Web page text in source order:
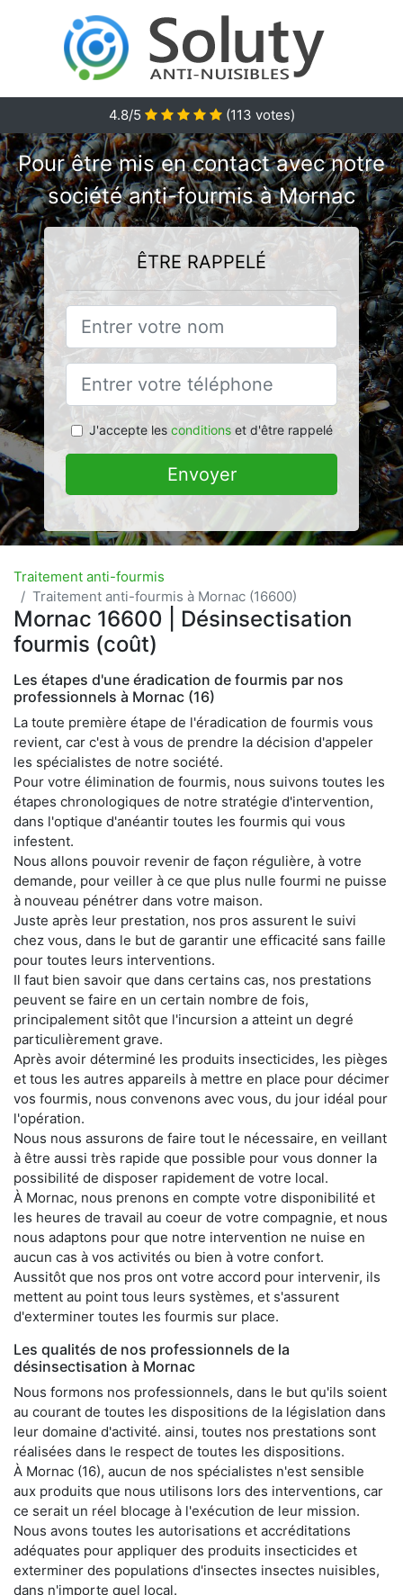
4.8/5 (113 votes)
Pour être mis en contact avec notre
société anti-fourmis à Mornac
ÊTRE RAPPELÉ
J'accepte les conditionset d'être rappelé
Envoyer
Traitement anti-fourmis
Traitement anti-fourmis à Mornac (16600)
Mornac 16600 | Désinsectisation
fourmis (coût)
Les étapes d'une éradication de fourmis par nos
professionnels à Mornac (16)
La toute première étape de l'éradication de fourmis vous
revient, car c'est à vous de prendre la décision d'appeler
les spécialistes de notre société.
Pour votre élimination de fourmis, nous suivons toutes les
étapes chronologiques de notre stratégie d'intervention,
dans l'optique d'anéantir toutes les fourmis qui vous
infestent.
Nous allons pouvoir revenir de façon régulière, à votre
demande, pour veiller à ce que plus nulle fourmi ne puisse
à nouveau pénétrer dans votre maison.
Juste après leur prestation, nos pros assurent le suivi
chez vous, dans le but de garantir une efficacité sans faille
pour toutes leurs interventions.
Il faut bien savoir que dans certains cas, nos prestations
peuvent se faire en un certain nombre de fois,
principalement sitôt que l'incursion a atteint un degré
particulièrement grave.
Après avoir déterminé les produits insecticides, les pièges
et tous les autres appareils à mettre en place pour décimer
vos fourmis, nous convenons avec vous, du jour idéal pour
l'opération.
Nous nous assurons de faire tout le nécessaire, en veillant
à être aussi très rapide que possible pour vous donner la
possibilité de disposer rapidement de votre local.
À Mornac, nous prenons en compte votre disponibilité et
les heures de travail au coeur de votre compagnie, et nous
nous adaptons pour que notre intervention ne nuise en
aucun cas à vos activités ou bien à votre confort.
Aussitôt que nos pros ont votre accord pour intervenir, ils
mettent au point tous leurs systèmes, et s'assurent
d'exterminer toutes les fourmis sur place.
Les qualités de nos professionnels de la
désinsectisation à Mornac
Nous formons nos professionnels, dans le but qu'ils soient
au courant de toutes les dispositions de la législation dans
leur domaine d'activité. ainsi, toutes nos prestations sont
réalisées dans le respect de toutes les dispositions.
À Mornac (16), aucun de nos spécialistes n'est sensible
aux produits que nous utilisons lors des interventions, car
ce serait un réel blocage à l'exécution de leur mission.
Nous avons toutes les autorisations et accréditations
adéquates pour appliquer des produits insecticides et
exterminer des populations d'insectes insectes nuisibles,
dans n'importe quel local.